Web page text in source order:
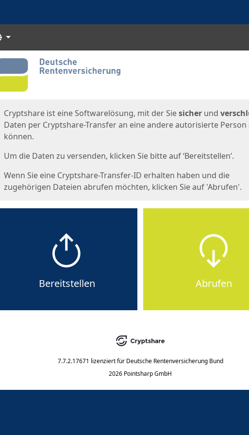
Sprachen
Cryptshare ist eine Softwarelösung, mit der Siesicher und
Daten per Cryptshare-Transfer an eine andere autorisierte Person
können.
Um die Daten zu versenden, klicken Sie bitte auf ‘Bereitstellen’.
Wenn Sie eine Cryptshare-Transfer-ID erhalten haben und die
zugehörigen Dateien abrufen möchten, klicken Sie auf 'Abrufen'.
Bereitstellen Abrufen
7.7.2.17671 lizenziert für Deutsche Rentenversicherung Bund
2026 Pointsharp GmbH